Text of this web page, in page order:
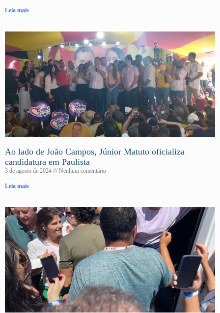
Leia mais
Ao lado de João Campos, Júnior Matuto oficializa
candidatura em Paulista
3 de agosto de 2024 Nenhum comentário
Leia mais